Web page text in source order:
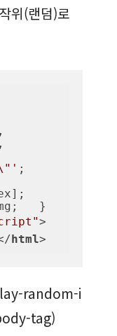
위(랜덤)로
>
html>
random-i
tag)